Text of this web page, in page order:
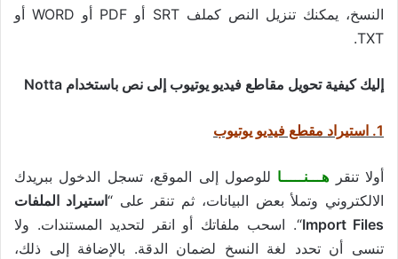
النسخ، يمكنك تنزيل النص كملف SRT أو PDF أو WORD أو
TXT.
إليك كيفية تحويل مقاطع فيديو يوتيوب إلى نص باستخدام Notta
1. استيراد مقطع فيديو يوتيوب
أولا تنقر هـــنـــــا للوصول إلى الموقع، تسجل الدخول ببريدك
الالكتروني وتملأ بعض البيانات، ثم تنقر على “استيراد الملفات
Import Files“. اسحب ملفاتك أو انقر لتحديد المستندات. ولا
تنسى أن تحدد لغة النسخ لضمان الدقة. بالإضافة إلى ذلك،